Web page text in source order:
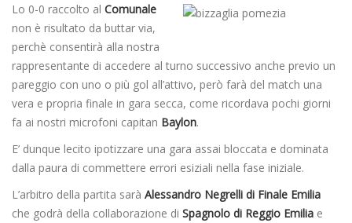
Lo 0-0 raccolto al Comunale
non è risultato da buttar via,
perchè consentirà alla nostra
rappresentante di accedere al turno successivo anche previo un
pareggio con uno o più gol all’attivo, però farà del match una
vera e propria finale in gara secca, come ricordava pochi giorni
fa ai nostri microfoni capitan Baylon.
E’ dunque lecito ipotizzare una gara assai bloccata e dominata
dalla paura di commettere errori esiziali nella fase iniziale.
L’arbitro della partita sarà Alessandro Negrelli di Finale Emilia
che godrà della collaborazione di Spagnolo di Reggio Emilia e